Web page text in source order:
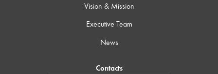
Vision & Mission
Executive Team
News
Contacts